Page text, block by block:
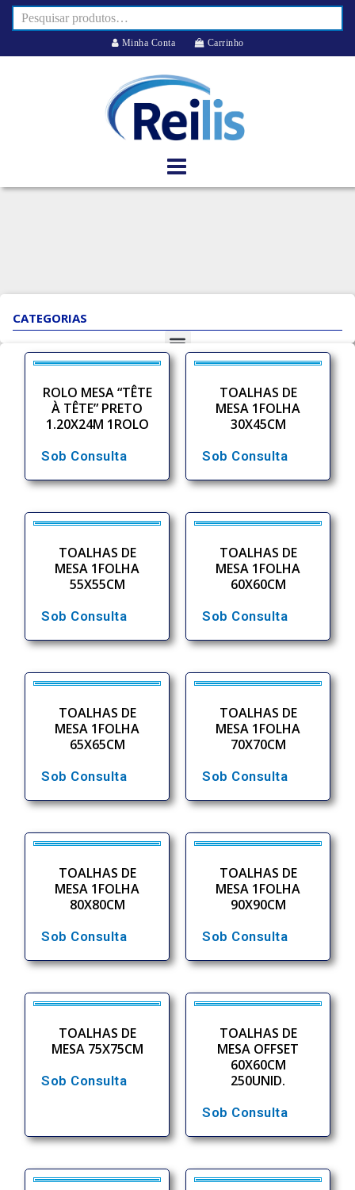
Minha Conta Carrinho
CATEGORIAS
ROLO MESA “TÊTE
À TÊTE” PRETO
1.20X24M 1ROLO
Sob Consulta
TOALHAS DE
MESA 1FOLHA
30X45CM
Sob Consulta
TOALHAS DE
MESA 1FOLHA
55X55CM
Sob Consulta
TOALHAS DE
MESA 1FOLHA
60X60CM
Sob Consulta
TOALHAS DE
MESA 1FOLHA
65X65CM
Sob Consulta
TOALHAS DE
MESA 1FOLHA
70X70CM
Sob Consulta
TOALHAS DE
MESA 1FOLHA
80X80CM
Sob Consulta
TOALHAS DE
MESA 1FOLHA
90X90CM
Sob Consulta
TOALHAS DE
MESA 75X75CM
Sob Consulta
TOALHAS DE
MESA OFFSET
60X60CM
250UNID.
Sob Consulta